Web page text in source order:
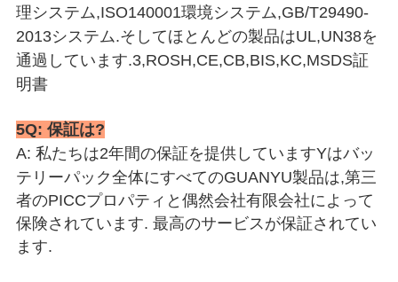
理システム,ISO140001環境システム,GB/T29490-
2013システム.そしてほとんどの製品はUL,UN38を
通過しています.3,ROSH,CE,CB,BIS,KC,MSDS証
明書
5Q: 保証は?
A: 私たちは2年間の保証を提供していますYはバッ
テリーパック全体にすべてのGUANYU製品は,第三
者のPICCプロパティと偶然会社有限会社によって
保険されています. 最高のサービスが保証されてい
ます.